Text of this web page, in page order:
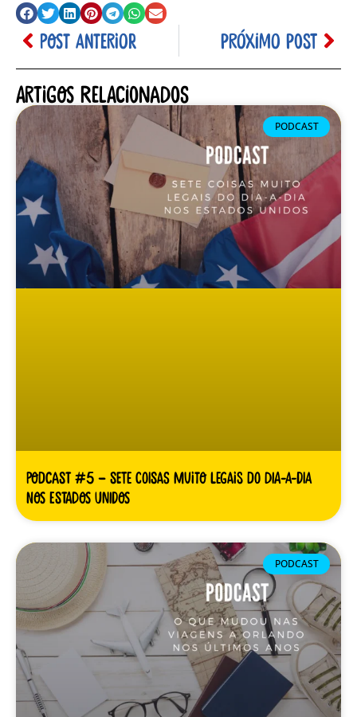
POST ANTERIOR PRÓXIMO POST
Artigos relacionados
PODCAST
Podcast #5 – Sete coisas muito legais do dia-a-dia
nos Estados Unidos
PODCAST